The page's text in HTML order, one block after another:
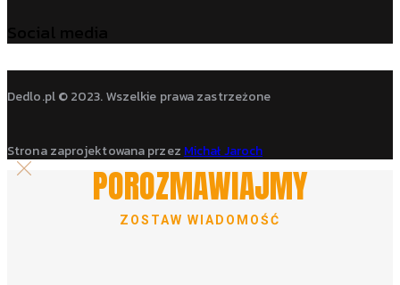
Dedlo.pl © 2023. Wszelkie prawa zastrzeżone
Strona zaprojektowana przezMichał Jaroch
POROZMAWIAJMY
ZOSTAW WIADOMOŚĆ